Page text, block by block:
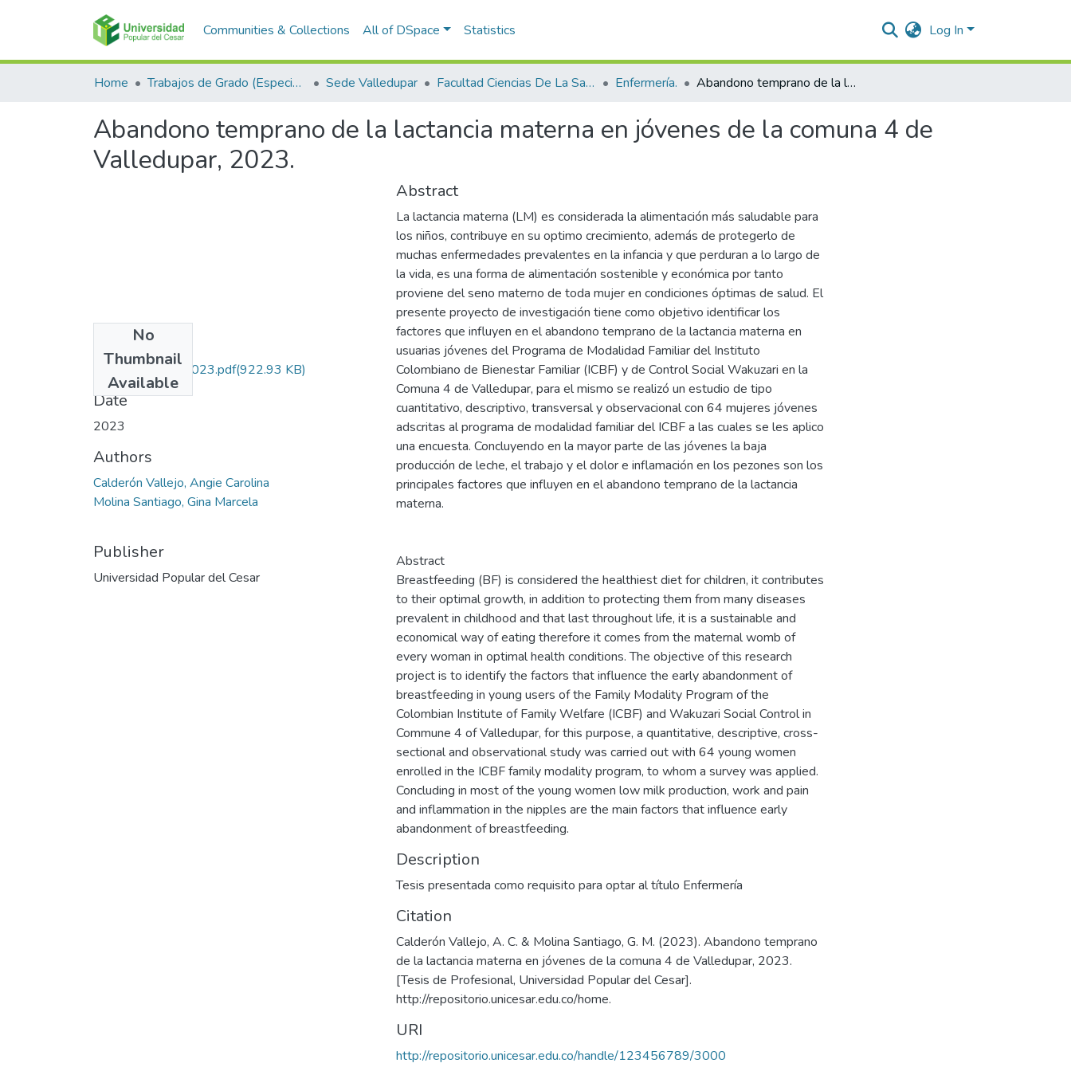
Communities & Collections All of DSpace Statistics Log In
Home Trabajos de Grado (Especializaciones y Pregrados) Sede Valledupar Facultad Ciencias De La Salud. Enfermería. Abandono temprano de la lactancia materna en jóvenes de la comuna 4 de Valledupar, 2023.
Abandono temprano de la lactancia materna en jóvenes de la comuna 4 de
Valledupar, 2023.
No
Thumbnail
Available
CalderónVallejo.2023.pdf(922.93 KB)
Date
2023
Authors
Calderón Vallejo, Angie Carolina
Molina Santiago, Gina Marcela
Publisher
Universidad Popular del Cesar
Abstract
La lactancia materna (LM) es considerada la alimentación más saludable para
los niños, contribuye en su optimo crecimiento, además de protegerlo de
muchas enfermedades prevalentes en la infancia y que perduran a lo largo de
la vida, es una forma de alimentación sostenible y económica por tanto
proviene del seno materno de toda mujer en condiciones óptimas de salud. El
presente proyecto de investigación tiene como objetivo identificar los
factores que influyen en el abandono temprano de la lactancia materna en
usuarias jóvenes del Programa de Modalidad Familiar del Instituto
Colombiano de Bienestar Familiar (ICBF) y de Control Social Wakuzari en la
Comuna 4 de Valledupar, para el mismo se realizó un estudio de tipo
cuantitativo, descriptivo, transversal y observacional con 64 mujeres jóvenes
adscritas al programa de modalidad familiar del ICBF a las cuales se les aplico
una encuesta. Concluyendo en la mayor parte de las jóvenes la baja
producción de leche, el trabajo y el dolor e inflamación en los pezones son los
principales factores que influyen en el abandono temprano de la lactancia
materna.
Abstract
Breastfeeding (BF) is considered the healthiest diet for children, it contributes
to their optimal growth, in addition to protecting them from many diseases
prevalent in childhood and that last throughout life, it is a sustainable and
economical way of eating therefore it comes from the maternal womb of
every woman in optimal health conditions. The objective of this research
project is to identify the factors that influence the early abandonment of
breastfeeding in young users of the Family Modality Program of the
Colombian Institute of Family Welfare (ICBF) and Wakuzari Social Control in
Commune 4 of Valledupar, for this purpose, a quantitative, descriptive, cross-
sectional and observational study was carried out with 64 young women
enrolled in the ICBF family modality program, to whom a survey was applied.
Concluding in most of the young women low milk production, work and pain
and inflammation in the nipples are the main factors that influence early
abandonment of breastfeeding.
Description
Tesis presentada como requisito para optar al título Enfermería
Citation
Calderón Vallejo, A. C. & Molina Santiago, G. M. (2023). Abandono temprano
de la lactancia materna en jóvenes de la comuna 4 de Valledupar, 2023.
[Tesis de Profesional, Universidad Popular del Cesar].
http://repositorio.unicesar.edu.co/home.
URI
http://repositorio.unicesar.edu.co/handle/123456789/3000